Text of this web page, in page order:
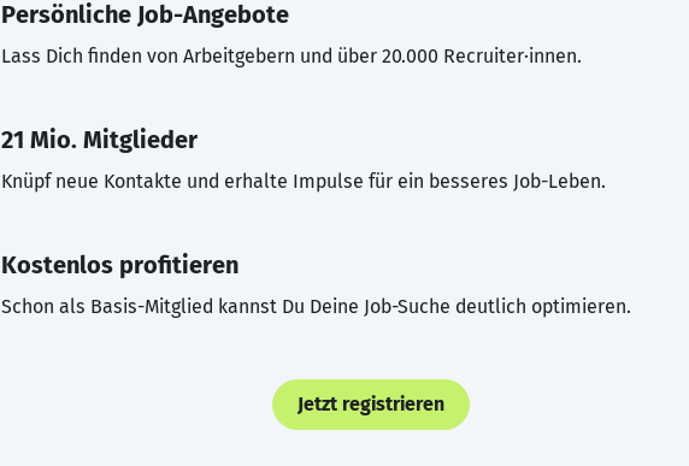
Persönliche Job-Angebote
Lass Dich finden von Arbeitgebern und über 20.000 Recruiter·innen.
21 Mio. Mitglieder
Knüpf neue Kontakte und erhalte Impulse für ein besseres Job-Leben.
Kostenlos profitieren
Schon als Basis-Mitglied kannst Du Deine Job-Suche deutlich optimieren.
Jetzt registrieren